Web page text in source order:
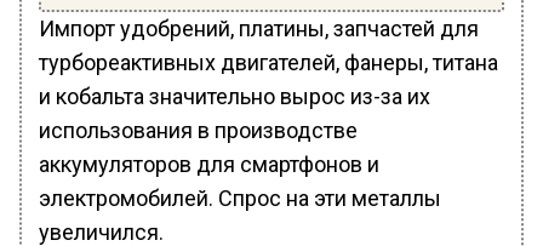
Импорт удобрений, платины, запчастей для
турбореактивных двигателей, фанеры, титана
и кобальта значительно вырос из-за их
использования в производстве
аккумуляторов для смартфонов и
электромобилей. Спрос на эти металлы
увеличился.